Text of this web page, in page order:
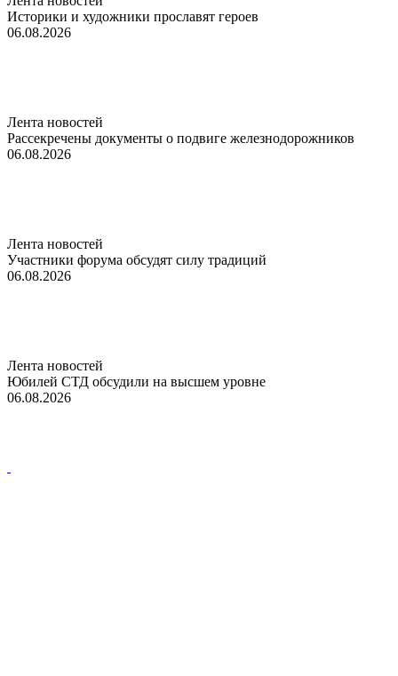
Историки и художники прославят героев
06.08.2026
Лента новостей
Рассекречены документы о подвиге железнодорожников
06.08.2026
Лента новостей
Участники форума обсудят силу традиций
06.08.2026
Лента новостей
Юбилей СТД обсудили на высшем уровне
06.08.2026